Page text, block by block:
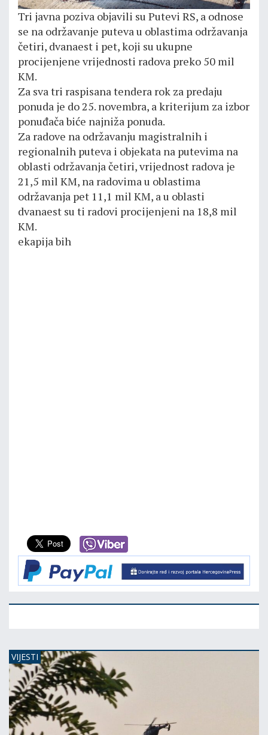
Tri javna poziva objavili su Putevi RS, a odnose
se na održavanje puteva u oblastima održavanja
četiri, dvanaest i pet, koji su ukupne
procijenjene vrijednosti radova preko 50 mil
KM.
Za sva tri raspisana tendera rok za predaju
ponuda je do 25. novembra, a kriterijum za izbor
ponuđača biće najniža ponuda.
Za radove na održavanju magistralnih i
regionalnih puteva i objekata na putevima na
oblasti održavanja četiri, vrijednost radova je
21,5 mil KM, na radovima u oblastima
održavanja pet 11,1 mil KM, a u oblasti
dvanaest su ti radovi procijenjeni na 18,8 mil
KM.
ekapija bih
VIJESTI